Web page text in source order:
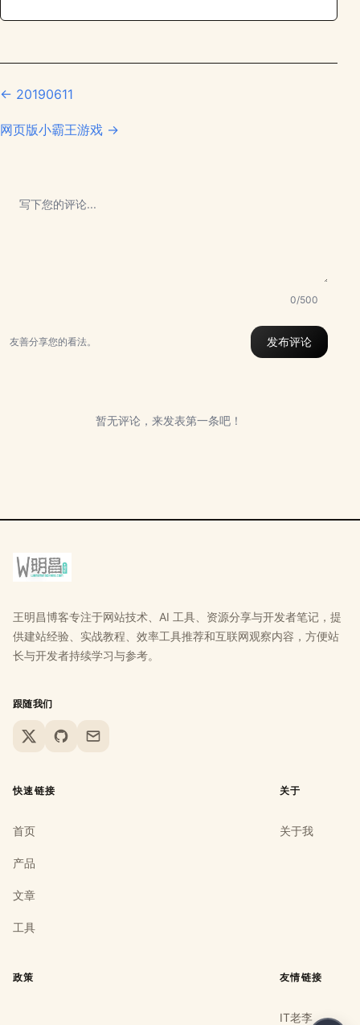
← 20190611
网页版小霸王游戏 →
0/500
友善分享您的看法。 发布评论
暂无评论，来发表第一条吧！
王明昌博客专注于网站技术、AI 工具、资源分享与开发者笔记，提
供建站经验、实战教程、效率工具推荐和互联网观察内容，方便站
长与开发者持续学习与参考。
跟随我们
X GitHubEmail
快速链接
首页
产品
文章
工具
关于
关于我
政策 友情链接
IT老李